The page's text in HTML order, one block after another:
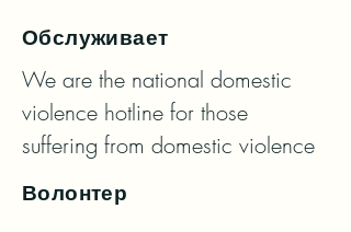
Обслуживает
We are the national domestic
violence hotline for those
suffering from domestic violence
Волонтер